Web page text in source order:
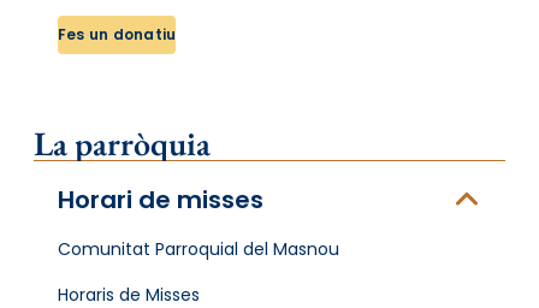
Fes un donatiu
La parròquia
Horari de misses
Comunitat Parroquial del Masnou
Horaris de Misses